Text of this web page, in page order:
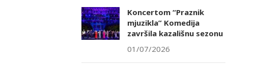
Koncertom “Praznik
mjuzikla” Komedija
završila kazališnu sezonu
01/07/2026